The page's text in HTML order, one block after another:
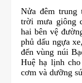
Nửa đêm trung
trời mưa giông
hai bên vệ
phủ dấu ngựa
đến vùng núi
Huệ hạ lịnh
cơm và dưỡng